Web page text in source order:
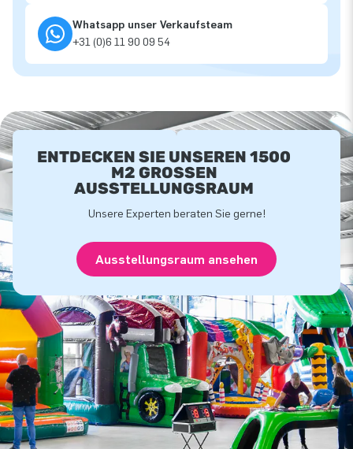
Whatsapp unser Verkaufsteam
+31 (0)6 11 90 09 54
ENTDECKEN SIE UNSEREN 1500
M2 GROSSEN A
USSTELLUNGSRAUM
Unsere Experten beraten Sie gerne!
Ausstellungsraum ansehen